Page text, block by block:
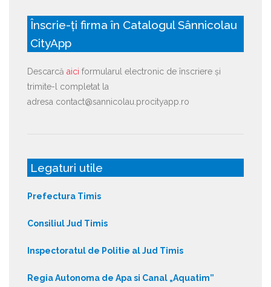
Înscrie-ți firma în Catalogul Sânnicolau
CityApp
Descarcă aici formularul electronic de înscriere și
trimite-l completat la
adresa contact@sannicolau.procityapp.ro
Legaturi utile
Prefectura Timis
Consiliul Jud Timis
Inspectoratul de Politie al Jud Timis
Regia Autonoma de Apa si Canal „Aquatim”